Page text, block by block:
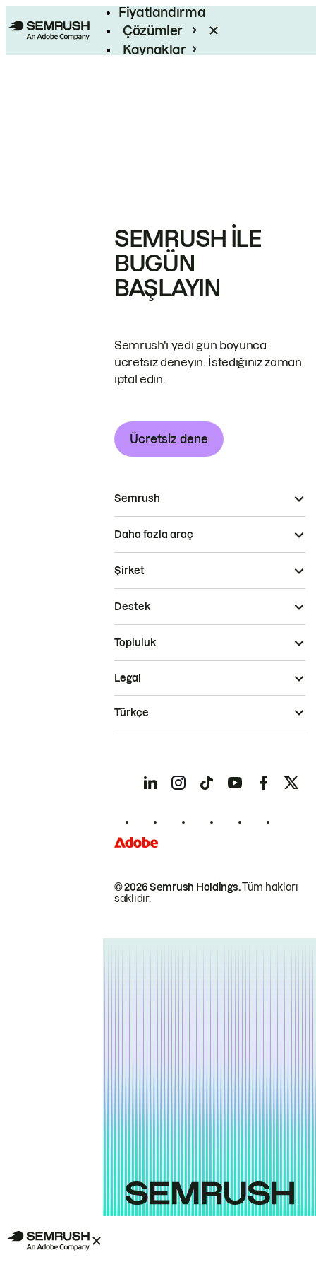
Fiyatlandırma
Çözümler
Kaynaklar
SEMRUSH ILE
BUGÜN
BAŞLAYIN
Semrush'ı yedi gün boyunca
ücretsiz deneyin. İstediğiniz zaman
iptal edin.
Ücretsiz dene
Semrush
Daha fazla araç
Şirket
Destek
Topluluk
© 2026 Semrush Holdings.Tüm hakları
saklıdır.
Legal
Türkçe